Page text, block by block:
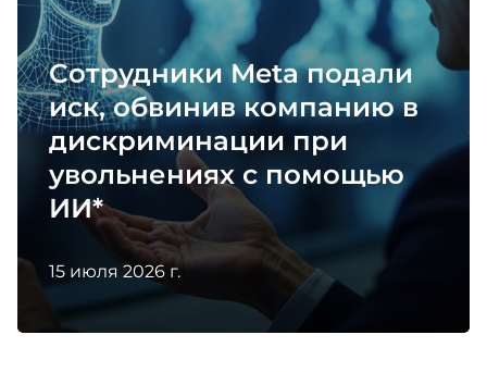
Голоса Билайна
Сотрудники Meta подали
иск, обвинив компанию в
дискриминации при
увольнениях с помощью
ИИ*
15 июля 2026 г.